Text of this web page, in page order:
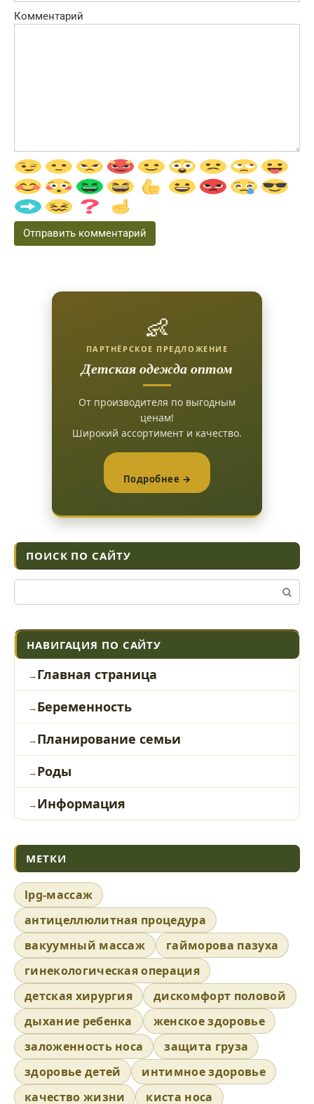
Комментарий
👶
ПАРТНЁРСКОЕ ПРЕДЛОЖЕНИЕ
Детская одежда оптом
От производителя по выгодным
ценам!
Широкий ассортимент и качество.
Подробнее →
ПОИСК ПО САЙТУ
Поиск:
НАВИГАЦИЯ ПО САЙТУ
Главная страница
Беременность
Планирование семьи
Роды
Информация
МЕТКИ
lpg-массаж
антицеллюлитная процедура
вакуумный массаж
гайморова пазуха
гинекологическая операция
детская хирургия
дискомфорт половой
дыхание ребенка
женское здоровье
заложенность носа
защита груза
здоровье детей
интимное здоровье
качество жизни
киста носа